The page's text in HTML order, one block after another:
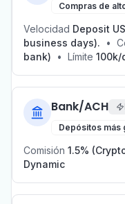
Compras de
Velocidad Deposit
business days).
•
bank)
• Límite 100k/
Bank/ACH
Depósitos más
Comisión 1.5%
Dynamic